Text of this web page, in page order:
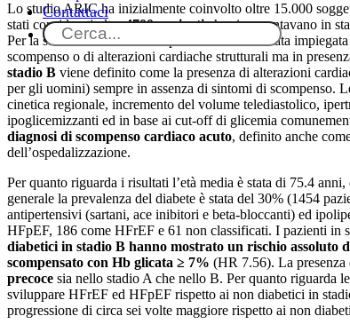
Contattaci
Lo studio ARIC ha inizialmente coinvolto oltre 15.000
stati considerati oltre4700 pazientiche si presentavano in
Per la stadiazione dello scompenso cardiaco è stata
scompenso o di alterazioni cardiache strutturali ma in
stadio B viene definito come la presenza di alterazioni
per gli uomini) sempre in assenza di sintomi di scompenso.
cinetica regionale, incremento del volume telediastolico,
ipoglicemizzanti ed in base ai cut-off di glicemia
diagnosi di scompenso cardiaco acuto, definito anche
dell’ospedalizzazione.
Per quanto riguarda i risultati l’età media è stata di 75.4
generale la prevalenza del diabete è stata del 30% (1454
antipertensivi (sartani, ace inibitori e beta-bloccanti) ed
HFpEF, 186 come HFrEF e 61 non classificati. I pazienti in
diabetici in stadio B hanno mostrato un rischio assoluto
scompensato con Hb glicata ≥ 7% (HR 7.56). La presenza
precoce sia nello stadio A che nello B. Per quanto riguarda
sviluppare HFrEF ed HFpEF rispetto ai non diabetici in
progressione di circa sei volte maggiore rispetto ai non